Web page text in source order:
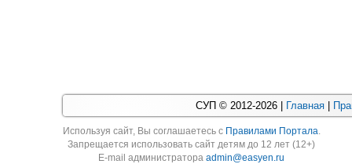
СУП © 2012-2026 | Главная
Используя cайт, Вы соглашаетесь с Правилами Портала.
Запрещается использовать сайт детям до 12 лет (12+)
E-mail администратораadmin@easyen.ru